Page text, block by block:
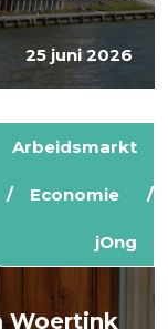
25 juni 2026
Arbeidsmarkt
Economie
jOng
Woertink